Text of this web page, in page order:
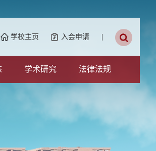
学校主页 入会申请
学术研究 法律法规